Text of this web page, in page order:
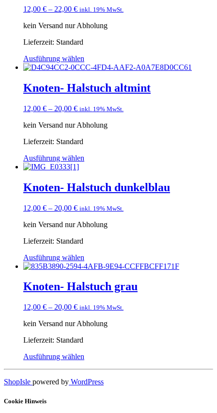
12,00 € – 22,00 € inkl. 19% MwSt.
kein Versand nur Abholung
Lieferzeit: Standard
Ausführung wählen
Knoten- Halstuch altmint
12,00 € – 20,00 € inkl. 19% MwSt.
kein Versand nur Abholung
Lieferzeit: Standard
Ausführung wählen
Knoten- Halstuch dunkelblau
12,00 € – 20,00 € inkl. 19% MwSt.
kein Versand nur Abholung
Lieferzeit: Standard
Ausführung wählen
Knoten- Halstuch grau
12,00 € – 20,00 € inkl. 19% MwSt.
kein Versand nur Abholung
Lieferzeit: Standard
Ausführung wählen
ShopIsle powered by WordPress
Cookie Hinweis